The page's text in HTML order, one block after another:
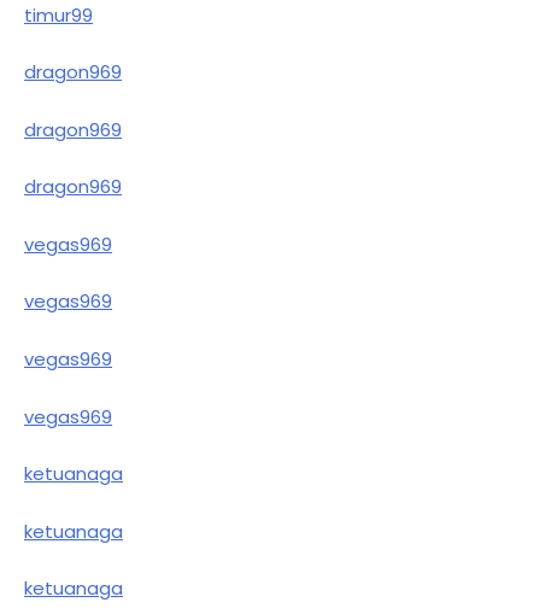
timur99
dragon969
dragon969
dragon969
vegas969
vegas969
vegas969
vegas969
ketuanaga
ketuanaga
ketuanaga